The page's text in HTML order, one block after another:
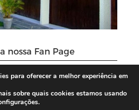
nossa Fan Page
para oferecer a melhor experiência em
sobre quais cookies estamos usando